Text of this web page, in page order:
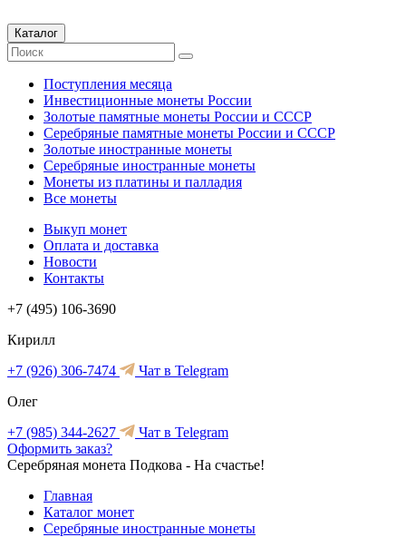
Каталог
Поступления месяца
Инвестиционные монеты России
Золотые памятные монеты России и СССР
Серебряные памятные монеты России и СССР
Золотые иностранные монеты
Серебряные иностранные монеты
Монеты из платины и палладия
Все монеты
Выкуп монет
Оплата и доставка
Новости
Контакты
+7 (495) 106-3690
Кирилл
+7 (926) 306-7474
Чат в Telegram
Олег
+7 (985) 344-2627
Чат в Telegram
Оформить заказ?
Серебряная монета Подкова - На счастье!
Главная
Каталог монет
Серебряные иностранные монеты